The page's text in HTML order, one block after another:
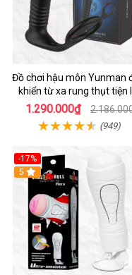
Đồ chơi hậu môn Yunman
khiển từ xa rung thụt tiện
1.290.000₫
(949)
-17%
5